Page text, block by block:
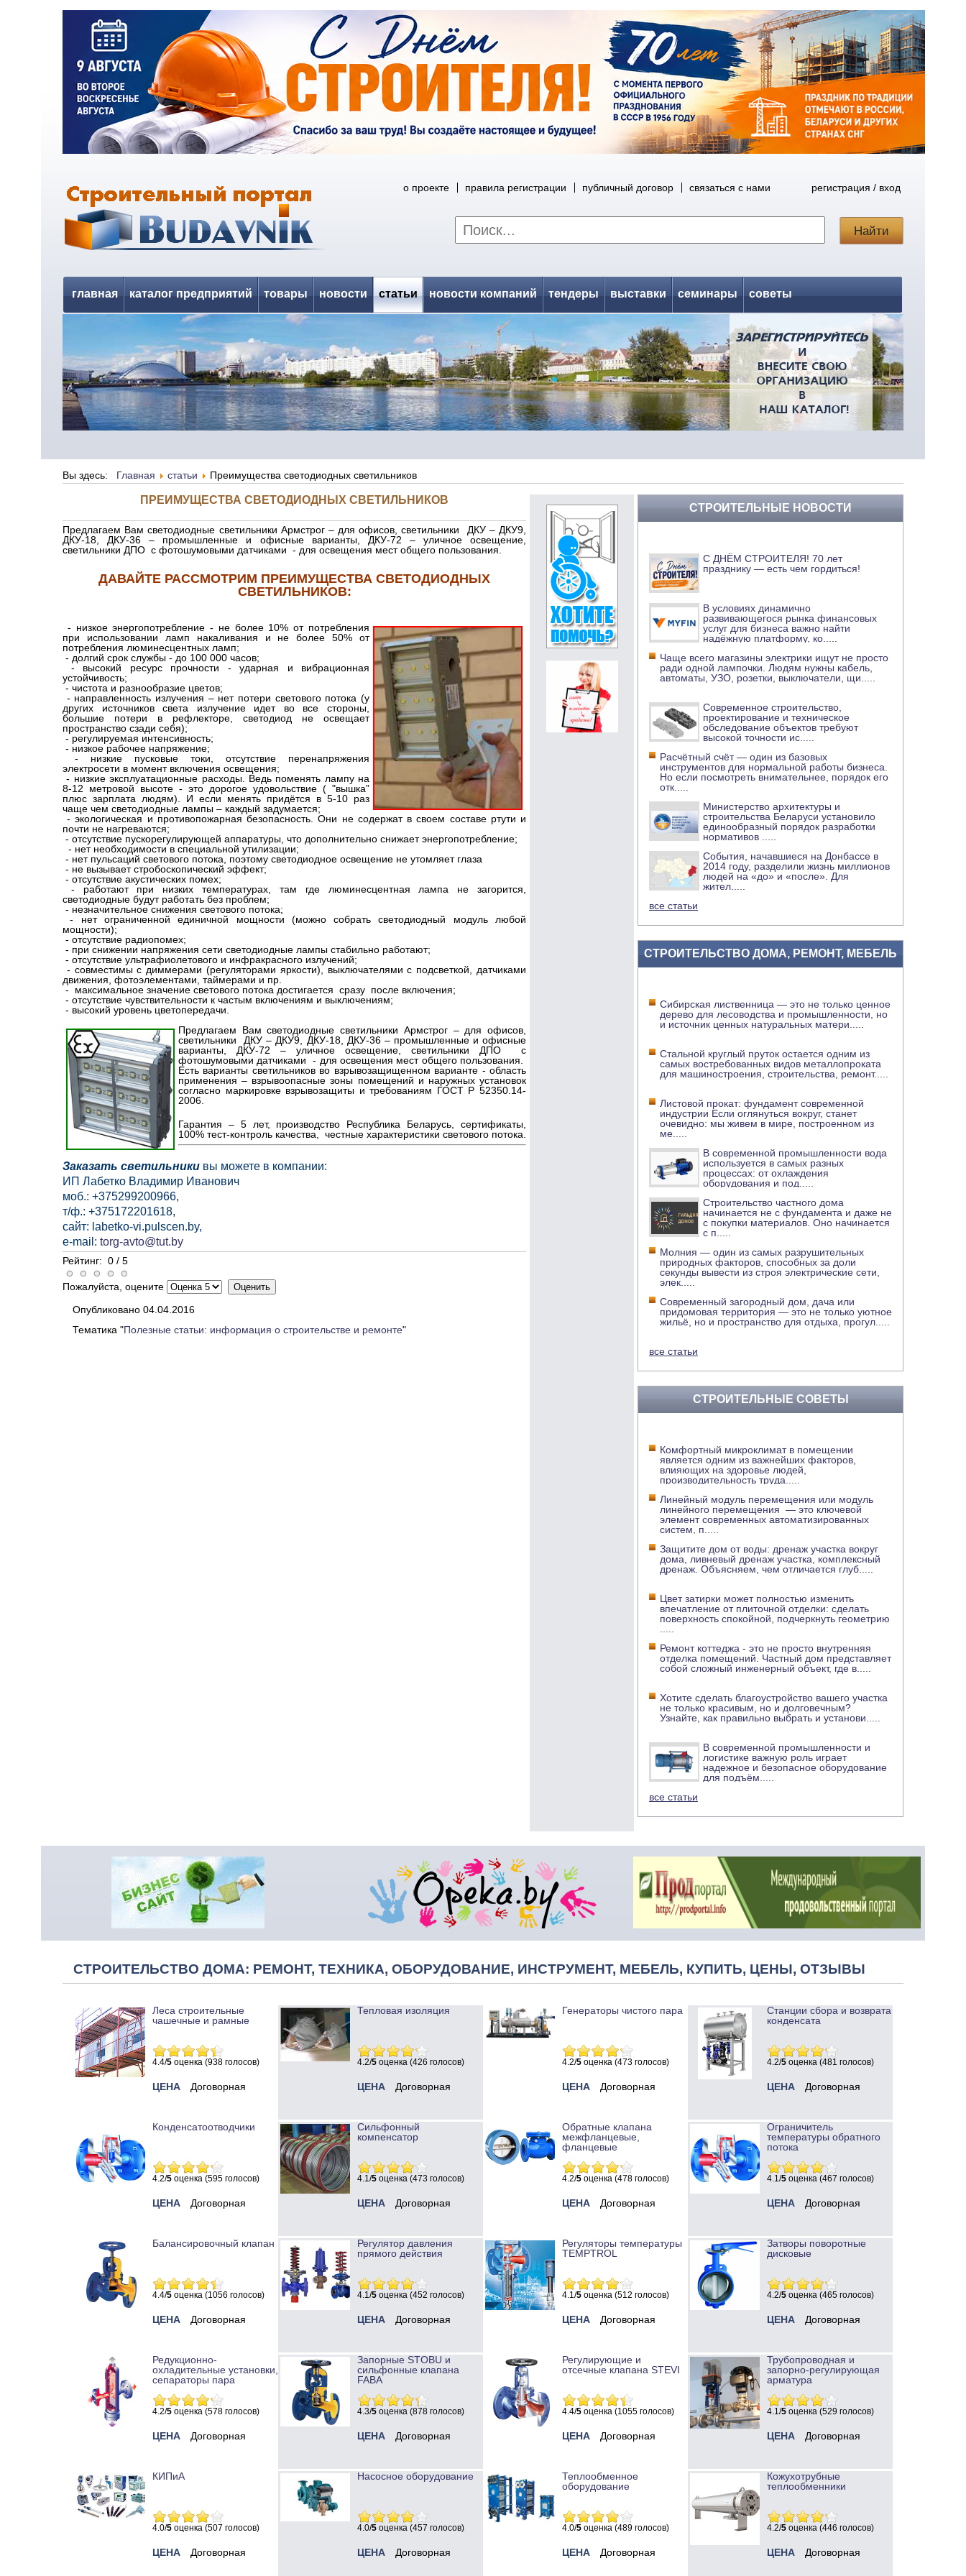
регистрация / вход
о проекте правила регистрации публичный договор связаться с нами
главная каталог предприятий товары новости статьи новости компаний тендеры выставки семинары советы
Вы здесь: Главная статьи Преимущества светодиодных светильников
ПРЕИМУЩЕСТВА СВЕТОДИОДНЫХ СВЕТИЛЬНИКОВ
Предлагаем Вам светодиодные светильники Армстрог – для офисов, светильники ДКУ – ДКУ9,
ДКУ-18, ДКУ-36 – промышленные и офисные варианты, ДКУ-72 – уличное освещение,
светильники ДПО с фотошумовыми датчиками - для освещения мест общего пользования.
ДАВАЙТЕ РАССМОТРИМ ПРЕИМУЩЕСТВА СВЕТОДИОДНЫХ
СВЕТИЛЬНИКОВ:
- низкое энергопотребление - не более 10% от потребления
при использовании ламп накаливания и не более 50% от
потребления люминесцентных ламп;
- долгий срок службы - до 100 000 часов;
- высокий ресурс прочности - ударная и вибрационная
устойчивость;
- чистота и разнообразие цветов;
- направленность излучения – нет потери светового потока (у
других источников света излучение идет во все стороны,
большие потери в рефлекторе, светодиод не освещает
пространство сзади себя);
- регулируемая интенсивность;
- низкое рабочее напряжение;
- низкие пусковые токи, отсутствие перенапряжения
электросети в момент включения освещения;
- низкие эксплуатационные расходы. Ведь поменять лампу на
8-12 метровой высоте - это дорогое удовольствие ( "вышка”
плюс зарплата людям). И если менять придётся в 5-10 раз
чаще чем светодиодные лампы – каждый задумается;
- экологическая и противопожарная безопасность. Они не содержат в своем составе ртути и
почти не нагреваются;
- отсутствие пускорегулирующей аппаратуры, что дополнительно снижает энергопотребление;
- нет необходимости в специальной утилизации;
- нет пульсаций светового потока, поэтому светодиодное освещение не утомляет глаза
- не вызывает стробоскопический эффект;
- отсутствие акустических помех;
- работают при низких температурах, там где люминесцентная лампа не загорится,
светодиодные будут работать без проблем;
- незначительное снижения светового потока;
- нет ограниченной единичной мощности (можно собрать светодиодный модуль любой
мощности);
- отсутствие радиопомех;
- при снижении напряжения сети светодиодные лампы стабильно работают;
- отсутствие ультрафиолетового и инфракрасного излучений;
- совместимы с диммерами (регуляторами яркости), выключателями с подсветкой, датчиками
движения, фотоэлементами, таймерами и пр.
- максимальное значение светового потока достигается сразу после включения;
- отсутствие чувствительности к частым включениям и выключениям;
- высокий уровень цветопередачи.
Предлагаем Вам светодиодные светильники Армстрог – для офисов,
светильники ДКУ – ДКУ9, ДКУ-18, ДКУ-36 – промышленные и офисные
варианты, ДКУ-72 – уличное освещение, светильники ДПО с
фотошумовыми датчиками - для освещения мест общего пользования.
Есть варианты светильников во взрывозащищенном варианте - область
применения – взрывоопасные зоны помещений и наружных установок
согласно маркировке взрывозащиты и требованиям ГОСТ Р 52350.14-
2006.
Гарантия – 5 лет, производство Республика Беларусь, сертификаты,
100% тест-контроль качества, честные характеристики светового потока.
Заказать светильники вы можете в компании:
ИП Лабетко Владимир Иванович
моб.: +375299200966,
т/ф.: +375172201618,
сайт: labetko-vi.pulscen.by,
e-mail: torg-avto@tut.by
Рейтинг: 0 / 5
Пожалуйста, оцените
Опубликовано 04.04.2016
Тематика "Полезные статьи: информация о строительстве и ремонте"
СТРОИТЕЛЬНЫЕ НОВОСТИ
С ДНЁМ СТРОИТЕЛЯ! 70 лет
празднику — есть чем гордиться!
В условиях динамично
развивающегося рынка финансовых
услуг для бизнеса важно найти
надёжную платформу, ко
Чаще всего магазины электрики ищут не просто
ради одной лампочки. Людям нужны кабель,
автоматы, УЗО, розетки, выключатели, щи
Современное строительство,
проектирование и техническое
обследование объектов требуют
высокой точности ис
Расчётный счёт — один из базовых
инструментов для нормальной работы бизнеса.
Но если посмотреть внимательнее, порядок его
отк
Министерство архитектуры и
строительства Беларуси установило
единообразный порядок разработки
нормативов
События, начавшиеся на Донбассе в
2014 году, разделили жизнь миллионов
людей на «до» и «после». Для
жител
все статьи
СТРОИТЕЛЬСТВО ДОМА, РЕМОНТ, МЕБЕЛЬ
Сибирская лиственница — это не только ценное
дерево для лесоводства и промышленности, но
и источник ценных натуральных матери
Стальной круглый пруток остается одним из
самых востребованных видов металлопроката
для машиностроения, строительства, ремонт.....
Листовой прокат: фундамент современной
индустрии Если оглянуться вокруг, станет
очевидно: мы живем в мире, построенном из
ме
В современной промышленности вода
используется в самых разных
процессах: от охлаждения
оборудования и под
Строительство частного дома
начинается не с фундамента и даже не
с покупки материалов. Оно начинается
с п
Молния — один из самых разрушительных
природных факторов, способных за доли
секунды вывести из строя электрические сети,
элек
Современный загородный дом, дача или
придомовая территория — это не только уютное
жильё, но и пространство для отдыха, прогул
все статьи
СТРОИТЕЛЬНЫЕ СОВЕТЫ
Комфортный микроклимат в помещении
является одним из важнейших факторов,
влияющих на здоровье людей,
производительность труда
Линейный модуль перемещения или модуль
линейного перемещения — это ключевой
элемент современных автоматизированных
систем, п
Защитите дом от воды: дренаж участка вокруг
дома, ливневый дренаж участка, комплексный
дренаж. Объясняем, чем отличается глуб
Цвет затирки может полностью изменить
впечатление от плиточной отделки: сделать
поверхность спокойной, подчеркнуть геометрию
Ремонт коттеджа - это не просто внутренняя
отделка помещений. Частный дом представляет
собой сложный инженерный объект, где в
Хотите сделать благоустройство вашего участка
не только красивым, но и долговечным?
Узнайте, как правильно выбрать и установи
В современной промышленности и
логистике важную роль играет
надежное и безопасное оборудование
для подъём
все статьи
СТРОИТЕЛЬСТВО ДОМА: РЕМОНТ, ТЕХНИКА, ОБОРУДОВАНИЕ, ИНСТРУМЕНТ, МЕБЕЛЬ, КУПИТЬ, ЦЕНЫ, ОТЗЫВЫ
Леса строительные
чашечные и рамные
4.4/5 оценка (938 голосов)
ЦЕНА Договорная
Тепловая изоляция
4.2/5 оценка (426 голосов)
ЦЕНА Договорная
Генераторы чистого пара
4.2/5 оценка (473 голосов)
ЦЕНА Договорная
Станции сбора и возврата
конденсата
4.2/5 оценка (481 голосов)
ЦЕНА Договорная
Конденсатоотводчики
4.2/5 оценка (595 голосов)
ЦЕНА Договорная
Сильфонный
компенсатор
4.1/5 оценка (473 голосов)
ЦЕНА Договорная
Обратные клапана
межфланцевые,
фланцевые
4.2/5 оценка (478 голосов)
ЦЕНА Договорная
Ограничитель
температуры обратного
потока
4.1/5 оценка (467 голосов)
ЦЕНА Договорная
Балансировочный клапан
4.4/5 оценка (1056 голосов)
ЦЕНА Договорная
Регулятор давления
прямого действия
4.1/5 оценка (452 голосов)
ЦЕНА Договорная
Регуляторы температуры
TEMPTROL
4.1/5 оценка (512 голосов)
ЦЕНА Договорная
Затворы поворотные
дисковые
4.2/5 оценка (465 голосов)
ЦЕНА Договорная
Редукционно-
охладительные установки,
сепараторы пара
4.2/5 оценка (578 голосов)
ЦЕНА Договорная
Запорные STOBU и
сильфонные клапана
FABA
4.3/5 оценка (878 голосов)
ЦЕНА Договорная
Регулирующие и
отсечные клапана STEVI
4.4/5 оценка (1055 голосов)
ЦЕНА Договорная
Трубопроводная и
запорно-регулирующая
арматура
4.1/5 оценка (529 голосов)
ЦЕНА Договорная
КИПиА
4.0/5 оценка (507 голосов)
ЦЕНА Договорная
Насосное оборудование
4.0/5 оценка (457 голосов)
ЦЕНА Договорная
Теплообменное
оборудование
4.0/5 оценка (489 голосов)
ЦЕНА Договорная
Кожухотрубные
теплообменники
4.2/5 оценка (446 голосов)
ЦЕНА Договорная